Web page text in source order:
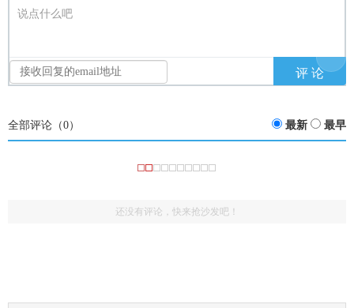
说点什么吧
全部评论（0） 最新 最早
还没有评论，快来抢沙发吧！